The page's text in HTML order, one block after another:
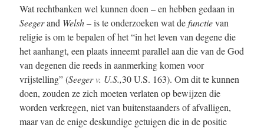
Wat rechtbanken wel kunnen doen – en hebben gedaan in
Seegerand Welsh–is te onderzoeken wat defunctievan
religie is om te bepalen of het “in het leven van degene die
het aanhangt, een plaats inneemt parallel aan die van de God
van degenen die reeds in aanmerking komen voor
vrijstelling” (Seeger v. U.S.,30 U.S. 163). Om dit te kunnen
doen, zouden ze zich moeten verlaten op bewijzen die
worden verkregen, niet van buitenstaanders of afvalligen,
maar van de enige deskundige getuigen die in de positie